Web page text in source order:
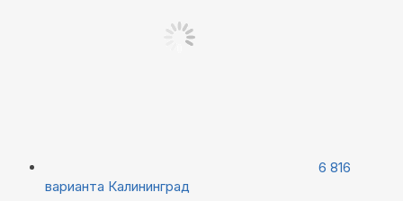
6 816
варианта Калининград